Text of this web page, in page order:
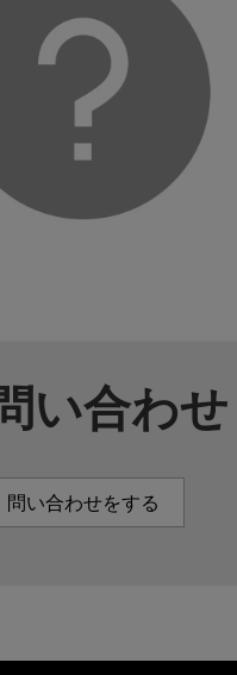
い合わせ
問い合わせをする